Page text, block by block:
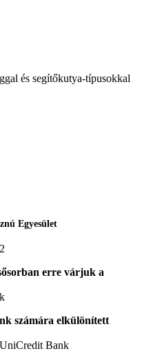
és segítőkutya-típusokkal
Egyesület
erre várjuk a
számára elkülönített
Bank